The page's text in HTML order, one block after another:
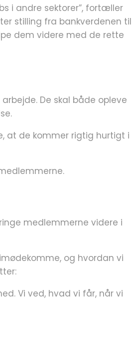
i andre sektorer”, fortæller
stilling fra bankverdenen til
dem videre med de rette
De skal både opleve
at de kommer rigtig hurtigt i
medlemmerne videre i
og hvordan vi
Vi ved, hvad vi får, når vi